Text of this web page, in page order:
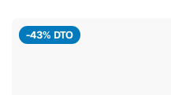
-43% DTO